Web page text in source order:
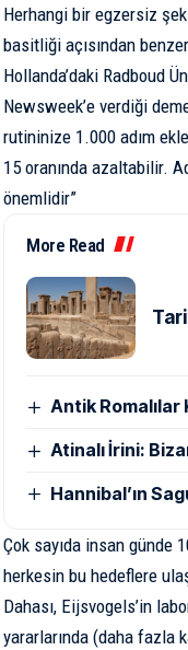
Herhangi bir egzersiz
basitliği açısından
Hollanda’daki Radboud
Newsweek’e verdiği
rutininize 1.000 adım
15 oranında azaltabilir.
önemlidir”
More Read
Antik Romalılar
Atinalı İrini:
Hannibal’ın
Çok sayıda insan günde
herkesin bu hedeflere
Dahası, Eijsvogels’in
yararlarında (daha fazla